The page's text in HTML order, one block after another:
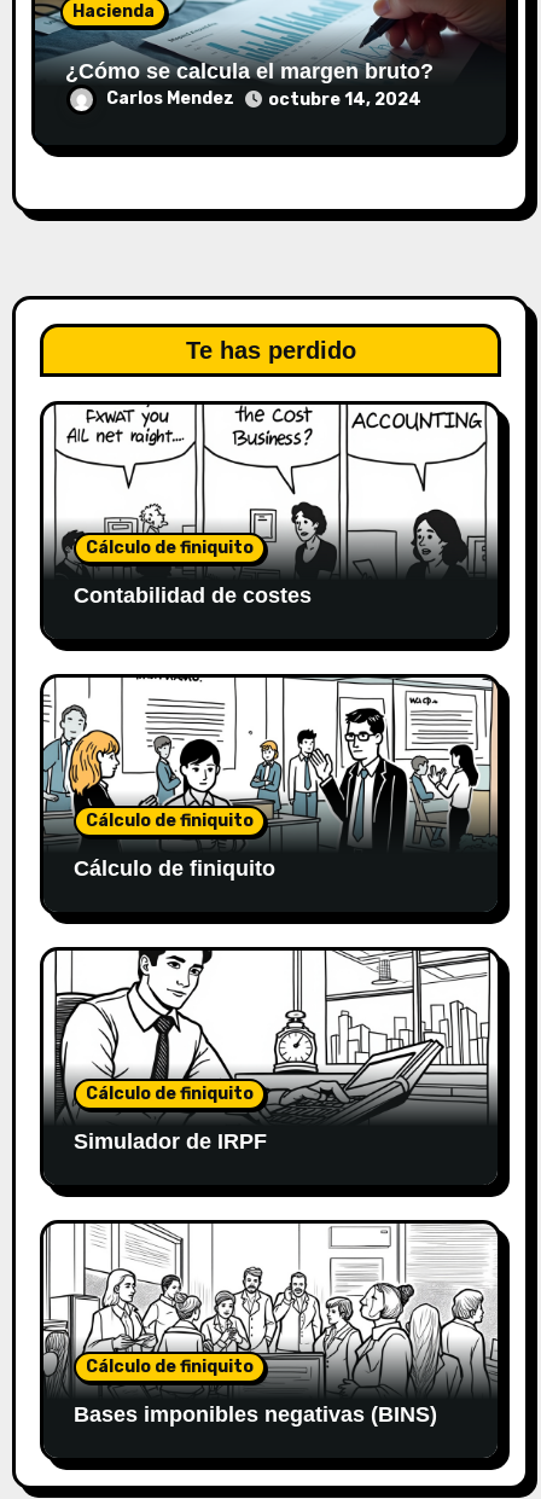
Hacienda
¿Cómo se calcula el margen bruto?
Carlos Mendez octubre 14, 2024
Te has perdido
Cálculo de finiquito
Contabilidad de costes
Cálculo de finiquito
Cálculo de finiquito
Cálculo de finiquito
Simulador de IRPF
Cálculo de finiquito
Bases imponibles negativas (BINS)